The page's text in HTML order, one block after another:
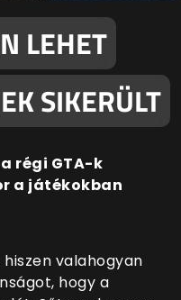
LEHET
SIKERÜLT
régi GTA-k
a játékokban
valahogyan
hogy a